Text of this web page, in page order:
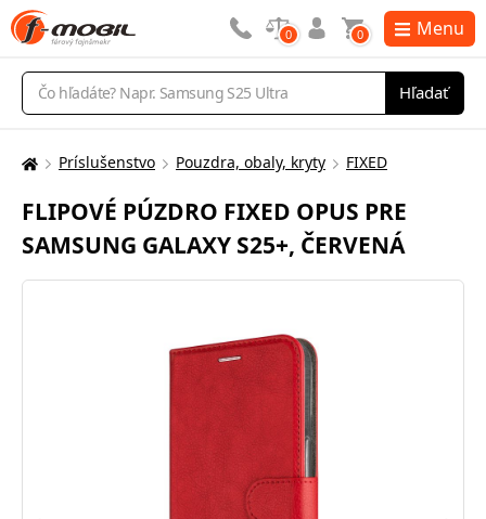
Vyhľadávanie
Hľadať
0 0 Menu
Tu
nachádzate:
Príslušenstvo Pouzdra, obaly, kryty FIXED
FLIPOVÉ PÚZDRO FIXED OPUS PRE
SAMSUNG GALAXY S25+, ČERVENÁ